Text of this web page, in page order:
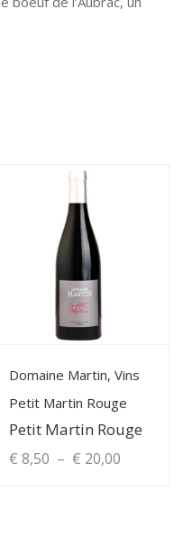
View Details
Domaine Martin, Vins
Petit Martin Rouge
Petit Martin Rouge
€ 8,50 – € 20,00